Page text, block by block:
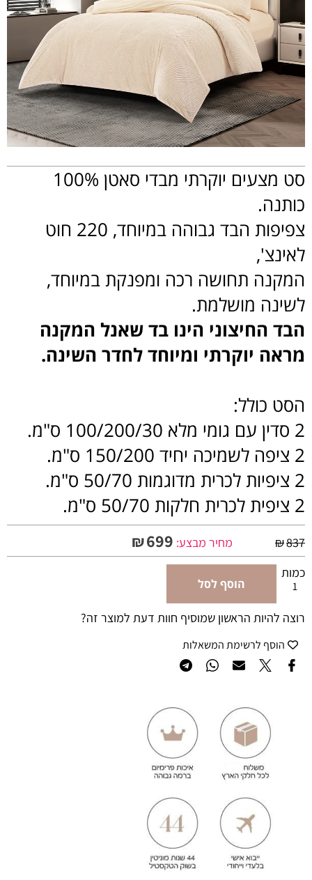
סט מצעים יוקרתי מבדי סאטן 100%
כותנה.
צפיפות הבד גבוהה במיוחד, 220 חוט
לאינצ',
המקנה תחושה רכה ומפנקת במיוחד,
לשינה מושלמת.
הבד החיצוני הינו בד שאנל המקנה
מראה יוקרתי ומיוחד לחדר השינה.
הסט כולל:
2 סדין עם גומי מלא 100/200/30 ס"מ.
2 ציפה לשמיכה יחיד 150/200 ס"מ.
2 ציפיות לכרית מדוגמות 50/70 ס"מ.
2 ציפית לכרית חלקות 50/70 ס"מ.
₪837 מחיר מבצע: ₪699
כמות
הוסף לסל
רוצה להיות הראשון שמוסיף חוות דעת למוצר זה?
הוסף לרשימת המשאלות